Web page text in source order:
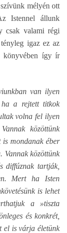
mélyén ott
Istennel állunk
csak valami régi
igaz ez az
így ír
van ilyen
ha a rejtett titkok
volna fel ilyen
közöttünk
mondanak éber
Vannak közöttünk
diffúznak tartják,
Mert ha Isten
is lehet
a »tiszta
és konkrét,
el is várja életünk